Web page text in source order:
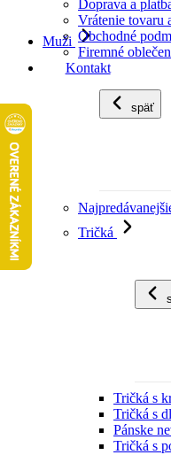
Doprava a
Vrátenie tovaru
Obchodné
Firemné
Kontakt
Muži
späť
Tričká
Tričká s
Tričká s
Pánske
Tričká s